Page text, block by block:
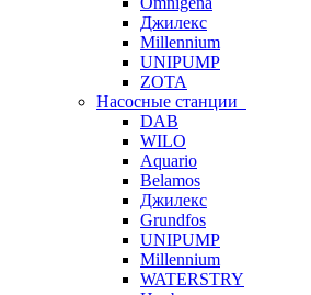
Джилекс
Millennium
UNIPUMP
ZOTA
Насосные станции
DAB
WILO
Aquario
Belamos
Джилекс
Grundfos
UNIPUMP
Millennium
WATERSTRY